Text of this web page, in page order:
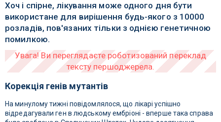
Хоч і спірне, лікування може одного дня бути
використане для вирішення будь-якого з 10000
розладів, пов'язаних тільки з однією генетичною
помилкою.
Корекція генів мутантів
На минулому тижні повідомлялося, що лікарі успішно
відредагували ген в людському ембріоні - вперше така справа